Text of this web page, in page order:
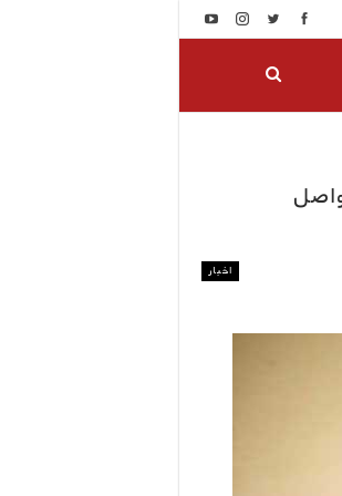
اخبار